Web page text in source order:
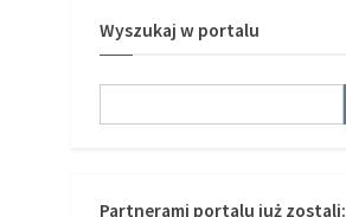
Wyszukaj w portalu
Partnerami portalu już zostali: